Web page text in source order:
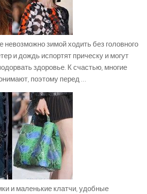
невозможно зимой ходить без головного
и дождь испортят прическу и могут
здоровье. К счастью, многие
поэтому перед …
и маленькие клатчи, удобные